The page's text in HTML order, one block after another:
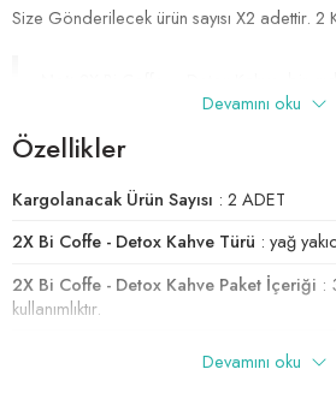
Size Gönderilecek ürün sayısı X2 adettir. 2
yerine geçmez. Hamilelik, emzirme
sağlık sorununuz varsa, ürünü
danışın.
Devamını oku
Özellikler
Kargolanacak Ürün Sayısı : 2 ADET
2X Bi Coffe - Detox Kahve Türü : yağ
2X Bi Coffe - Detox Kahve Paket İçeriği :
kullanımlıktır.
2X Bi Coffe - Detox Kahve Kullanım Şekli
kahvaltıdan 1 saat önce aç karnına içilmelidir.
Devamını oku